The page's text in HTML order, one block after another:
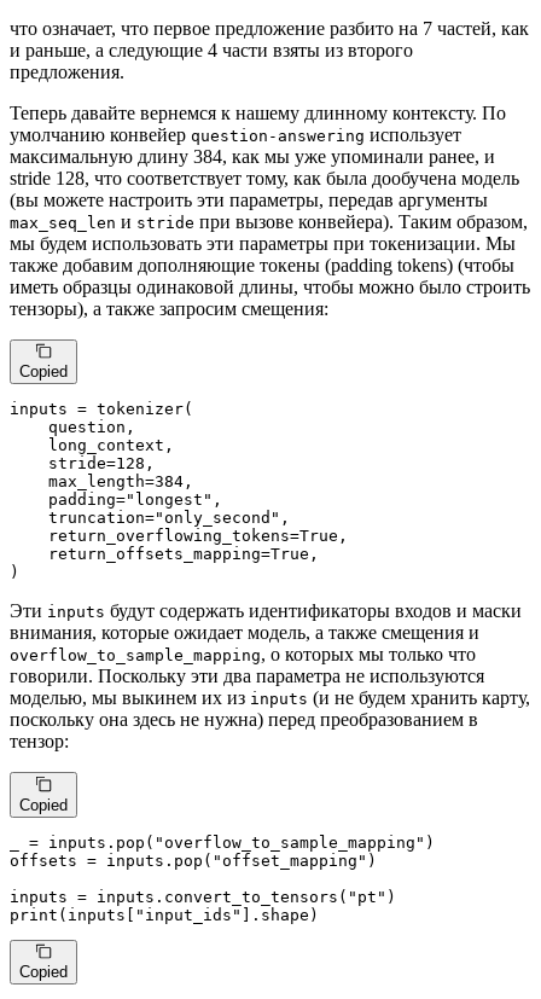
что означает, что первое предложение разбито на 7 частей, как
и раньше, а следующие 4 части взяты из второго
предложения.
Теперь давайте вернемся к нашему длинному контексту. По
умолчанию конвейер question-answering использует
максимальную длину 384, как мы уже упоминали ранее, и
stride 128, что соответствует тому, как была дообучена модель
(вы можете настроить эти параметры, передав аргументы
max_seq_len и stride при вызове конвейера). Таким образом,
мы будем использовать эти параметры при токенизации. Мы
также добавим дополняющие токены (padding tokens) (чтобы
иметь образцы одинаковой длины, чтобы можно было строить
тензоры), а также запросим смещения:
Copied
inputs = tokenizer(
    question,
    long_context,
    stride=
128 ,
    max_length=
384 ,
    padding=
"longest" ,
    truncation=
"only_second" ,
    return_overflowing_tokens=
True ,
    return_offsets_mapping=
True ,
)
Эти inputs будут содержать идентификаторы входов и маски
внимания, которые ожидает модель, а также смещения и
overflow_to_sample_mapping, о которых мы только что
говорили. Поскольку эти два параметра не используются
моделью, мы выкинем их из inputs (и не будем хранить карту,
поскольку она здесь не нужна) перед преобразованием в
тензор:
Copied
_ = inputs.pop( "overflow_to_sample_mapping" )
offsets = inputs.pop( "offset_mapping" )
inputs = inputs.convert_to_tensors( "pt"
print (inputs[ "input_ids" ].shape)
Copied